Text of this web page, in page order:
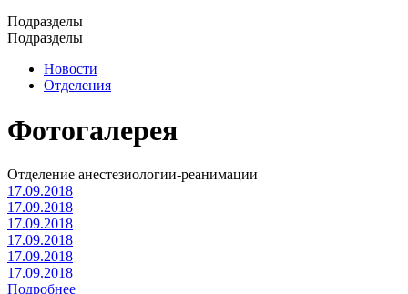
Подразделы
Подразделы
Новости
Отделения
Фотогалерея
Отделение анестезиологии-реанимации
17.09.2018
17.09.2018
17.09.2018
17.09.2018
17.09.2018
17.09.2018
Подробнее